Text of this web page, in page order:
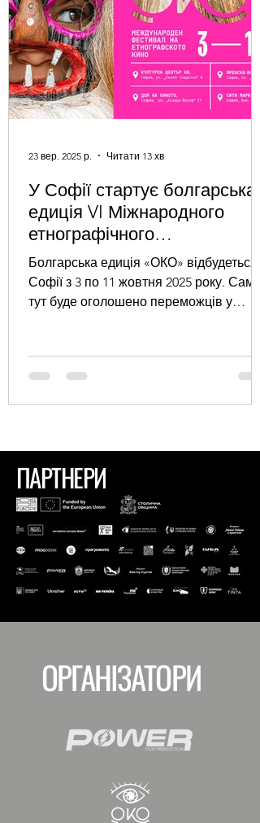
Болграді, Софії, Кам’ян
У Софії стартує болгарська
едиція VI Міжнародного
етнографічного
кінофестивалю “ОКО”
Болгарська едиція «ОКО» відбудеться у
Софії з 3 по 11 жовтня 2025 року. Саме
тут буде оголошено переможців у
23 вер. 2025 р. Читати 13 хв
ПАРТНЕРИ
ОРГАНІЗАТОРИ